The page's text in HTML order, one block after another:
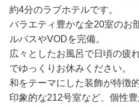
約4分のラブホテルです。
バラエティ豊かな全20室のお
ルバスやVODを完備。
広々としたお風呂で日頃の疲
でゆっくりお休みください。
和をテーマにした装飾が特徴
印象的な212号室など、個性